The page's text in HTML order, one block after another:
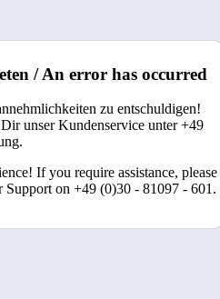
/ An error has occurred
zu entschuldigen!
unser Kundenservice unter +49
If you require assistance, please
Support on +49 (0)30 - 81097 - 601.